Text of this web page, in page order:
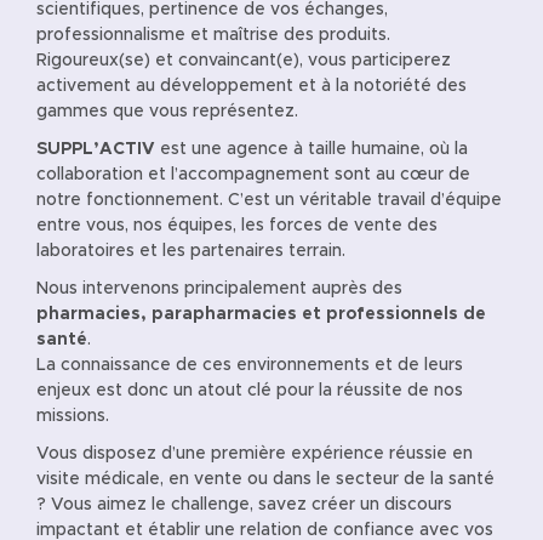
scientifiques, pertinence de vos échanges,
professionnalisme et maîtrise des produits.
Rigoureux(se) et convaincant(e), vous participerez
activement au développement et à la notoriété des
gammes que vous représentez.
SUPPL’ACTIV est une agence à taille humaine, où la
collaboration et l’accompagnement sont au cœur de
notre fonctionnement. C’est un véritable travail d’équipe
entre vous, nos équipes, les forces de vente des
laboratoires et les partenaires terrain.
Nous intervenons principalement auprès des
pharmacies, parapharmacies et professionnels de
santé.
La connaissance de ces environnements et de leurs
enjeux est donc un atout clé pour la réussite de nos
missions.
Vous disposez d’une première expérience réussie en
visite médicale, en vente ou dans le secteur de la santé
? Vous aimez le challenge, savez créer un discours
impactant et établir une relation de confiance avec vos